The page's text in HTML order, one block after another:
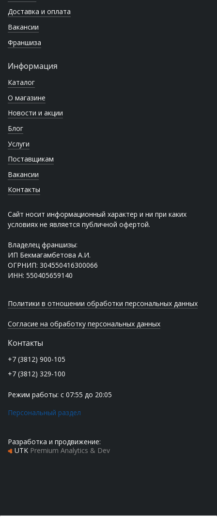
Доставка и оплата
Вакансии
Франшиза
Информация
Каталог
О магазине
Новости и акции
Блог
Услуги
Поставщикам
Вакансии
Контакты
Сайт носит информационный характер и ни при каких
условиях не является публичной офертой.
Владелец франшизы:
ИП Бекмагамбетова А.И.
ОГРНИП: 304550416300066
ИНН: 550405659140
Политики в отношении обработки персональных данных
Согласие на обработку персональных данных
Контакты
+7 (3812) 900-105
+7 (3812) 329-100
Режим работы: с 07:55 до 20:05
Персональный раздел
Разработка и продвижение:
UTK Premium Analytics & Dev